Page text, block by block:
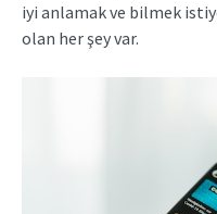
iyi anlamak ve bilmek
olan her şey var.